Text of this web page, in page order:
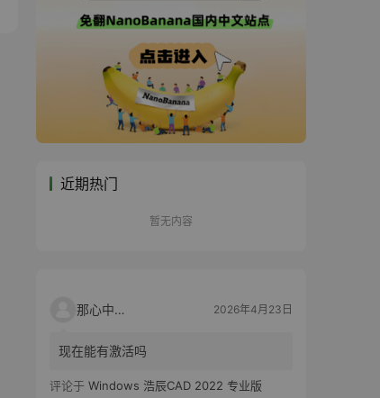
近期热门
暂无内容
那心中的话 2026年4月23日
现在能有激活吗
评论于 Windows 浩辰CAD 2022 专业版